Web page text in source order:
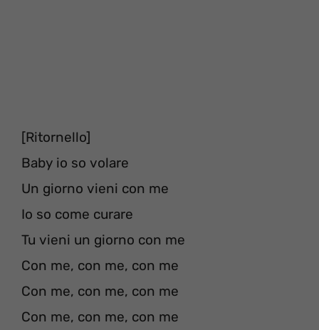
[Ritornello]
Baby io so volare
Un giorno vieni con me
Io so come curare
Tu vieni un giorno con me
Con me, con me, con me
Con me, con me, con me
Con me, con me, con me